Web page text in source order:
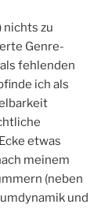
nichts zu
Genre-
fehlenden
ich als
etwas
meinem
(neben
und